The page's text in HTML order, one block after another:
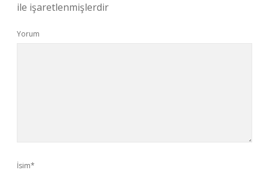
ile işaretlenmişlerdir
Yorum
İsim*